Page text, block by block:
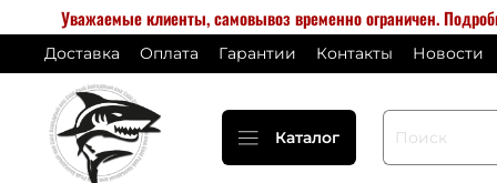
Уважаемые клиенты, самовывоз временно ограничен.
Доставка Оплата Гарантии Контакты Новости
Каталог